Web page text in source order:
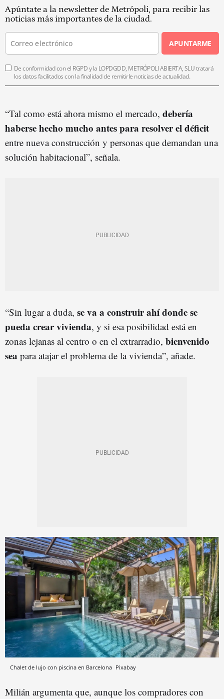
Apúntate a la newsletter de Metrópoli, para recibir las
noticias más importantes de la ciudad.
APUNTARME
De conformidad con el RGPD y la LOPDGDD, METRÓPOLI ABIERTA, SLU tratará
los datos facilitados con la finalidad de remitirle noticias de actualidad.
“Tal como está ahora mismo el mercado, debería
haberse hecho mucho antes para resolver eldéficit
entre nueva construcción y personas que demandan una
solución habitacional”, señala.
“Sin lugar a duda, se va a construir ahí donde se
pueda crear vivienda, y si esa posibilidad está en
zonas lejanas al centro o en el extrarradio, bienvenido
sea para atajar el problema de la vivienda”, añade.
Chalet de lujo con piscina en Barcelona Pixabay
Milián argumenta que, aunque los compradores con